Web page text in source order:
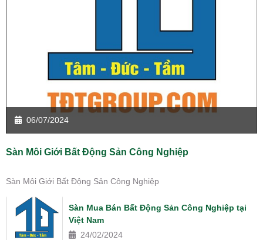
06/07/2024
Sàn Môi Giới Bất Động Sản Công Nghiệp
Sàn Môi Giới Bất Động Sản Công Nghiệp
Sàn Mua Bán Bất Động Sản Công Nghiệp tại
Việt Nam
24/02/2024